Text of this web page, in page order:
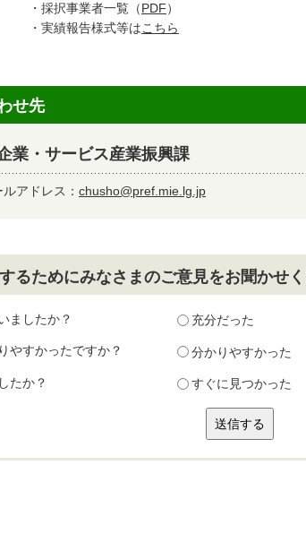
・採択事業者一覧（PDF）
・実績報告様式等はこちら
せ先
・サービス産業振興課
ルアドレス： chusho@pref.mie.lg.jp
るためにみなさまのご意見をお聞かせ
ましたか？ 充分だった
やすかったですか？ 分かりやすかった
たか？ すぐに見つかった